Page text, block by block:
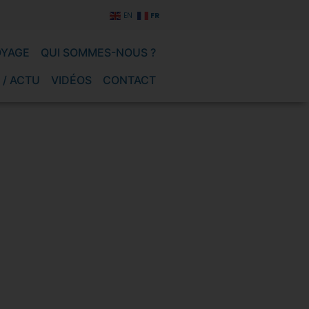
EN FR
QUI SOMMES-NOUS ?
/ ACTU
VIDÉOS CONTACT